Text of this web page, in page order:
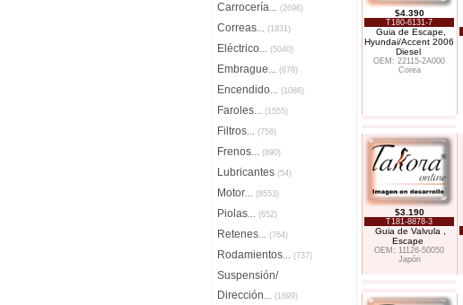
Carrocería... (2696)
Correas... (1831)
Eléctrico... (5040)
Embrague... (678)
Encendido... (1086)
Faroles... (1555)
Filtros... (756)
Frenos... (890)
Lubricantes (54)
Motor... (8553)
Piolas... (652)
Retenes... (764)
Rodamientos... (737)
Suspensión/
Dirección... (1699)
$4.390
T180-6131-7
Guia de Escape,
Hyundai/Accent 2006
Diesel
OEM: 22115-2A000
Corea
$3.190
T181-8878-3
Guia de Valvula ,
Escape
OEM: 11126-50050
Japón